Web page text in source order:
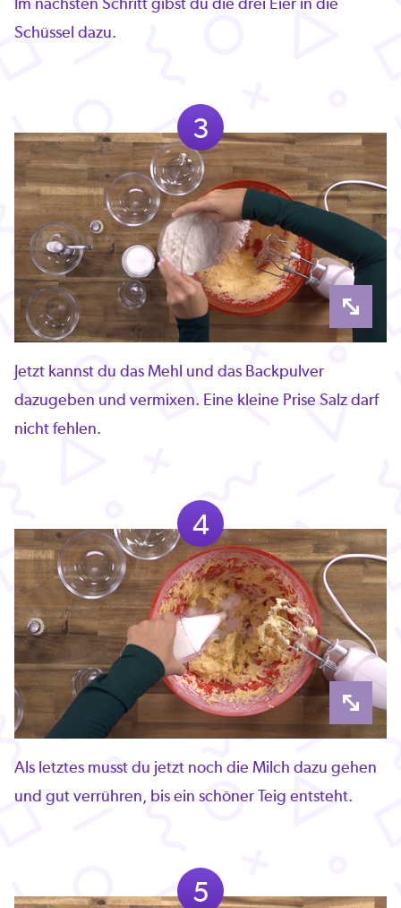
Schüssel dazu.
3
Jetzt kannst du das Mehl und das Backpulver
dazugeben und vermixen. Eine kleine Prise Salz darf
nicht fehlen.
4
Als letztes musst du jetzt noch die Milch dazu gehen
und gut verrühren, bis ein schöner Teig entsteht.
5